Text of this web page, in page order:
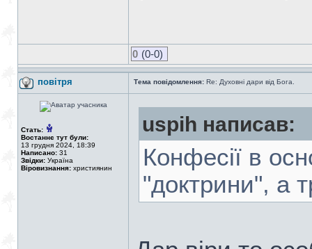
0 (0-0)
повітря Тема повідомлення: Re: Духовні дари від Бога.
Стать:
Востаннє тут були:
13 грудня 2024, 18:39
Написано: 31
Звідки: Україна
Віровизнання: християнин
uspih написав:
Конфесії в
"доктрини", а